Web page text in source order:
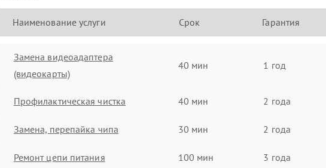
Наименование услуги Срок Гарантия
Замена видеоадаптера
(видеокарты)
40 мин 1 год
Профилактическая чистка 40 мин 2 года
Замена, перепайка чипа 30 мин 2 года
Ремонт цепи питания 100 мин 3 года